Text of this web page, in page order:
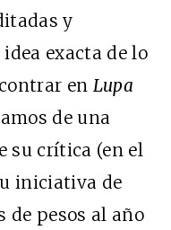
y
exacta de lo
en Lupa
de una
su crítica (en el
iniciativa de
pesos al año